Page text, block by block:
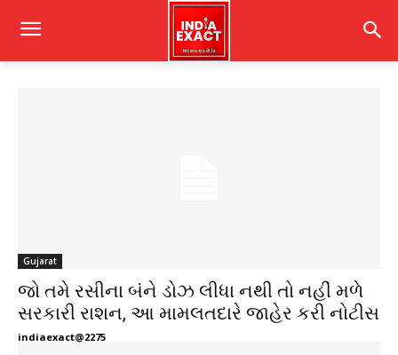
Gujarat
જો તમે રસીના બંને ડોઝ લીધા નથી તો નહીં મળે
સરકારી રાશન, આ મામલતદારે જાહેર કરી નોટીસ
indiaexact@2275